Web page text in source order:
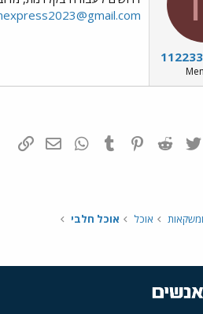
ב
ת
ר
ך
Twitter
Reddit
Pinterest
Tumblr
WhatsApp
דואר
אוכל אוכל חלבי